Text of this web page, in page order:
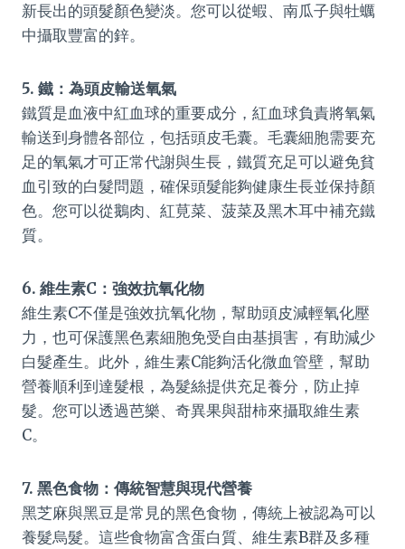
新長出的頭髮顏色變淡。您可以從蝦、南瓜子與牡蠣
中攝取豐富的鋅。
5. 鐵：為頭皮輸送氧氣
鐵質是血液中紅血球的重要成分，紅血球負責將氧氣
輸送到身體各部位，包括頭皮毛囊。毛囊細胞需要充
足的氧氣才可正常代謝與生長，鐵質充足可以避免貧
血引致的白髮問題，確保頭髮能夠健康生長並保持顏
色。您可以從鵝肉、紅莧菜、菠菜及黑木耳中補充鐵
質。
6. 維生素C：強效抗氧化物
維生素C不僅是強效抗氧化物，幫助頭皮減輕氧化壓
力，也可保護黑色素細胞免受自由基損害，有助減少
白髮產生。此外，維生素C能夠活化微血管壁，幫助
營養順利到達髮根，為髮絲提供充足養分，防止掉
髮。您可以透過芭樂、奇異果與甜柿來攝取維生素
C。
7. 黑色食物：傳統智慧與現代營養
黑芝麻與黑豆是常見的黑色食物，傳統上被認為可以
養髮烏髮。這些食物富含蛋白質、維生素B群及多種